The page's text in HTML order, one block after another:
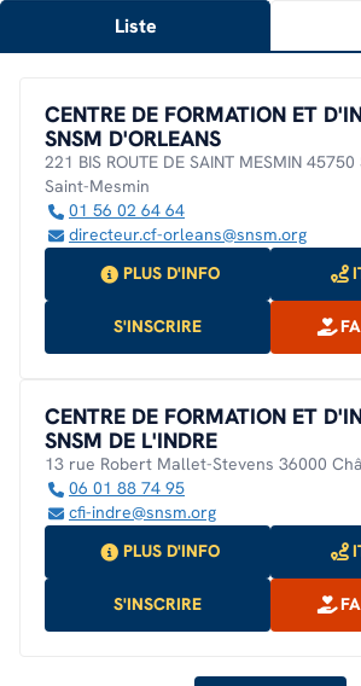
Liste
CENTRE DE FORMATION ET
SNSM D'ORLEANS
221 BIS ROUTE DE SAINT MESMIN
Saint-Mesmin
01 56 02 64 64
directeur.cf-orleans@snsm.org
PLUS D'INFO
S'INSCRIRE
CENTRE DE FORMATION ET
SNSM DE L'INDRE
13 rue Robert Mallet-Stevens 36000
06 01 88 74 95
cfi-indre@snsm.org
PLUS D'INFO
S'INSCRIRE